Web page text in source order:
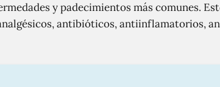
y padecimientos más comunes.
antibióticos, antiinflamatorios,